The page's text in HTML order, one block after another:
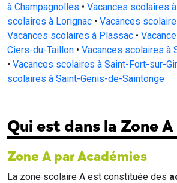
à Champagnolles • Vacances scolaires
scolaires à Lorignac • Vacances
Vacances scolaires à Plassac •
Ciers-du-Taillon • Vacances scolaires à
• Vacances scolaires à Saint-Fort-sur-
scolaires à Saint-Genis-de-Saintonge
Qui est dans la Zone A
Zone A par Académies
La zone scolaire A est constituée des